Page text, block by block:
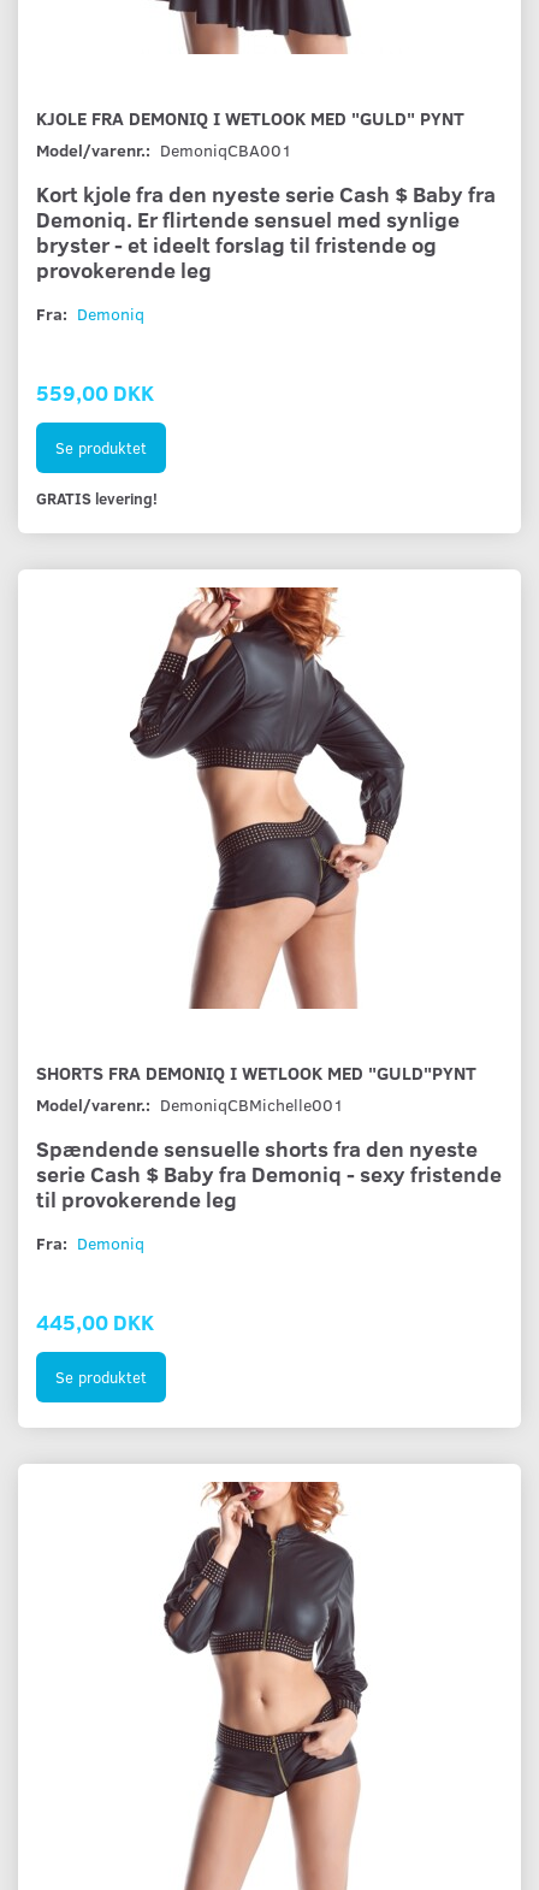
KJOLE FRA DEMONIQ I WETLOOK MED "GULD" PYNT
Model/varenr.: DemoniqCBA001
Kort kjole fra den nyeste serie Cash $ Baby fra
Demoniq. Er flirtende sensuel med synlige
bryster - et ideelt forslag til fristende og
provokerende leg
Fra: Demoniq
559,00 DKK
Se produktet
GRATIS levering!
SHORTS FRA DEMONIQ I WETLOOK MED "GULD"PYNT
Model/varenr.: DemoniqCBMichelle001
Spændende sensuelle shorts fra den nyeste
serie Cash $ Baby fra Demoniq - sexy fristende
til provokerende leg
Fra: Demoniq
445,00 DKK
Se produktet